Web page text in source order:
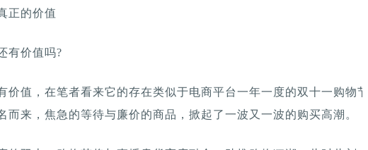
正的价值
有价值吗?
价值，在笔者看来它的存在类似于电商平台一年一度的双十一购物
而来，焦急的等待与廉价的商品，掀起了一波又一波的购买高潮。